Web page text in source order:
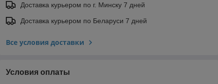
Доставка курьером по г. Минску 7 дней
Доставка курьером по Беларуси 7 дней
Все условия доставки
Условия оплаты